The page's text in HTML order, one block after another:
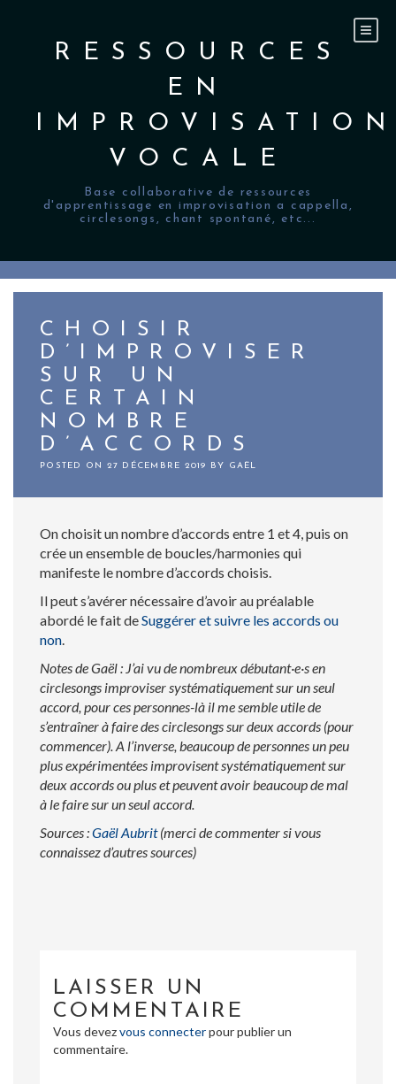
RESSOURCES
EN
VOCALE
Base collaborative de ressources
d'apprentissage en improvisation a cappella,
circlesongs, chant spontané, etc...
CHOISIR
D’IMPROVISER
SUR UN
CERTAIN
NOMBRE
D’ACCORDS
POSTED ON 27 DÉCEMBRE 2019 BY GAËL
On choisit un nombre d’accords entre 1 et 4, puis on
crée un ensemble de boucles/harmonies qui
manifeste le nombre d’accords choisis.
Il peut s’avérer nécessaire d’avoir au préalable
abordé le fait deSuggérer et suivre les accords ou
non.
Notes de Gaël : J’ai vu de nombreux débutant·e·s en
circlesongs improviser systématiquement sur un seul
accord, pour ces personnes-là il me semble utile de
s’entraîner à faire des circlesongs sur deux accords (pour
commencer). A l’inverse, beaucoup de personnes un peu
plus expérimentées improvisent systématiquement sur
deux accords ou plus et peuvent avoir beaucoup de mal
à le faire sur un seul accord.
Sources :Gaël Aubrit(merci de commenter si vous
connaissez d’autres sources)
LAISSER UN
COMMENTAIRE
Vous devezvous connecterpour publier un
commentaire.